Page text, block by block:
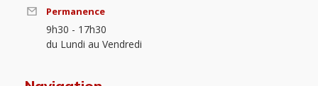
Permanence
9h30 - 17h30
du Lundi au Vendredi